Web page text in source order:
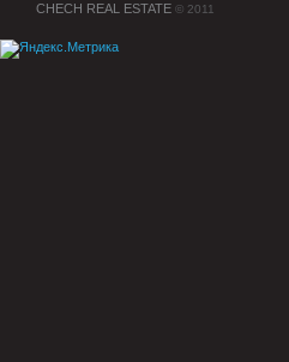
CHECH REAL ESTATE © 2011